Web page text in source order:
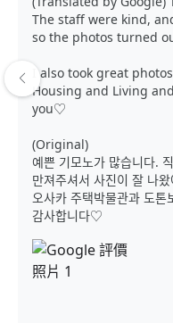
The staff were kind,
so the photos turned
I also took great
Housing and Living
you♡
(Original)
예쁜 기모노가 많습니다.
만져주셔서 사진이 잘 나
오사카 주택박물관과 도톤
감사합니다♡